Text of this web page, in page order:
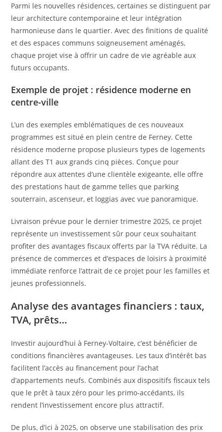
Parmi les nouvelles résidences, certaines se distinguent par
leur architecture contemporaine et leur intégration
harmonieuse dans le quartier. Avec des finitions de qualité
et des espaces communs soigneusement aménagés,
chaque projet vise à offrir un cadre de vie agréable aux
futurs occupants.
Exemple de projet : résidence moderne en
centre-ville
L’un des exemples emblématiques de ces nouveaux
programmes est situé en plein centre de Ferney. Cette
résidence moderne propose plusieurs types de logements
allant des T1 aux grands cinq pièces. Conçue pour
répondre aux attentes d’une clientèle exigeante, elle offre
des prestations haut de gamme telles que parking
souterrain, ascenseur, et loggias avec vue panoramique.
Livraison prévue pour le dernier trimestre 2025, ce projet
représente un investissement sûr pour ceux souhaitant
profiter des avantages fiscaux offerts par la TVA réduite. La
présence de commerces et d’espaces de loisirs à proximité
immédiate renforce l’attrait de ce projet pour les familles et
jeunes professionnels.
Analyse des avantages financiers : taux,
TVA, prêts…
Investir aujourd’hui à Ferney-Voltaire, c’est bénéficier de
conditions financières avantageuses. Les taux d’intérêt bas
facilitent l’accès au financement pour l’achat
d’appartements neufs. Combinés aux dispositifs fiscaux tels
que le prêt à taux zéro pour les primo-accédants, ils
rendent l’investissement encore plus attractif.
De plus, d’ici à 2025, on observe une stabilisation des prix